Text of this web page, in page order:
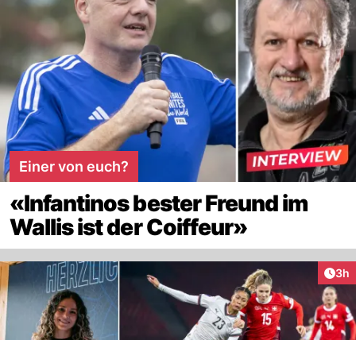
Einer von euch?
«Infantinos bester Freund im
Wallis ist der Coiffeur»
3h